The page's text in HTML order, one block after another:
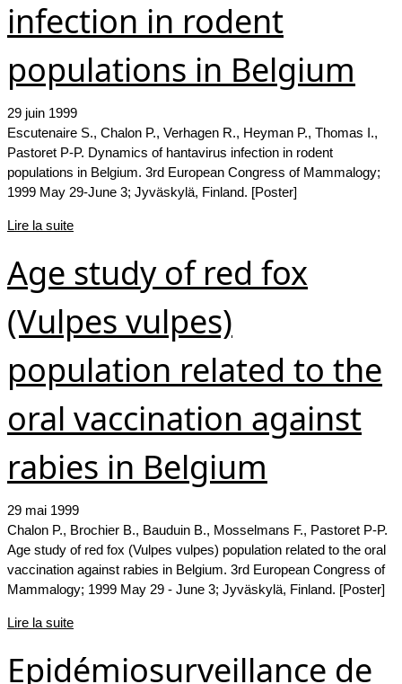
infection in rodent
populations in Belgium
29 juin 1999
Escutenaire S., Chalon P., Verhagen R., Heyman P., Thomas I.,
Pastoret P-P. Dynamics of hantavirus infection in rodent
populations in Belgium. 3rd European Congress of Mammalogy;
1999 May 29-June 3; Jyväskylä, Finland. [Poster]
Lire la suite
Age study of red fox
(Vulpes vulpes)
population related to the
oral vaccination against
rabies in Belgium
29 mai 1999
Chalon P., Brochier B., Bauduin B., Mosselmans F., Pastoret P-P.
Age study of red fox (Vulpes vulpes) population related to the oral
vaccination against rabies in Belgium. 3rd European Congress of
Mammalogy; 1999 May 29 - June 3; Jyväskylä, Finland. [Poster]
Lire la suite
Epidémiosurveillance de